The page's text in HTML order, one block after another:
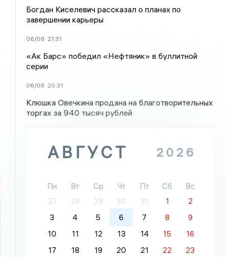
Богдан Киселевич рассказал о планах по
завершении карьеры
06/08 21:31
«Ак Барс» победил «Нефтяник» в буллитной
серии
06/08 20:31
Клюшка Овечкина продана на благотворительных
торгах за 940 тысяч рублей
АВГУСТ 2026
Пн Вт Ср Чт Пт Сб
Вс
27
28 29 30 31 1
2
3
4 5 6 7 8
9
10
11 12 13 14 15
16
17
18 19 20 21 22
23